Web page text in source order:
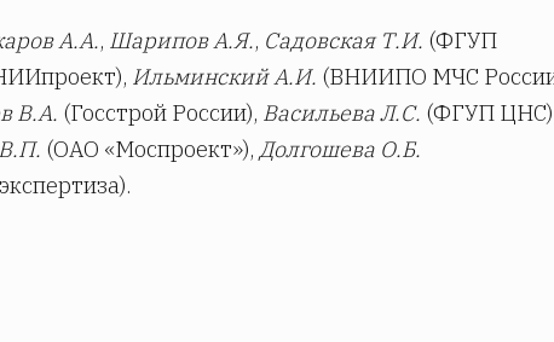
А.А., Шарипов А.Я., Садовская Т.И. (ФГУП
Ильминский А.И. (ВНИИПО МЧС
В.А. (Госстрой России), Васильева Л.С. (ФГУП
(ОАО «Моспроект»), Долгошева О.Б.